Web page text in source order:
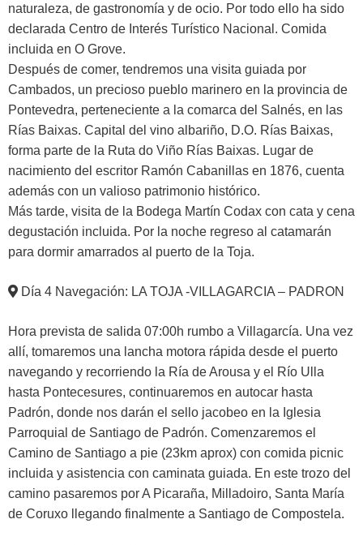
naturaleza, de gastronomía y de ocio. Por todo ello ha sido
declarada Centro de Interés Turístico Nacional. Comida
incluida en O Grove.
Después de comer, tendremos una visita guiada por
Cambados, un precioso pueblo marinero en la provincia de
Pontevedra, perteneciente a la comarca del Salnés, en las
Rías Baixas. Capital del vino albariño, D.O. Rías Baixas,
forma parte de la Ruta do Viño Rías Baixas. Lugar de
nacimiento del escritor Ramón Cabanillas en 1876, cuenta
además con un valioso patrimonio histórico.
Más tarde, visita de la Bodega Martín Codax con cata y cena
degustación incluida. Por la noche regreso al catamarán
para dormir amarrados al puerto de la Toja.
Día 4 Navegación: LA TOJA -VILLAGARCIA – PADRON
Hora prevista de salida 07:00h rumbo a Villagarcía. Una vez
allí, tomaremos una lancha motora rápida desde el puerto
navegando y recorriendo la Ría de Arousa y el Río Ulla
hasta Pontecesures, continuaremos en autocar hasta
Padrón, donde nos darán el sello jacobeo en la Iglesia
Parroquial de Santiago de Padrón. Comenzaremos el
Camino de Santiago a pie (23km aprox) con comida picnic
incluida y asistencia con caminata guiada. En este trozo del
camino pasaremos por A Picaraña, Milladoiro, Santa María
de Coruxo llegando finalmente a Santiago de Compostela.